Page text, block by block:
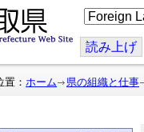
こ
の
ジ
を
翻
読み上げ
： ホーム 県の組織と仕事